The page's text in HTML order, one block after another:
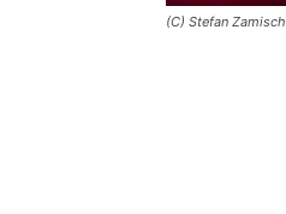
(C) Stefan Zamisch